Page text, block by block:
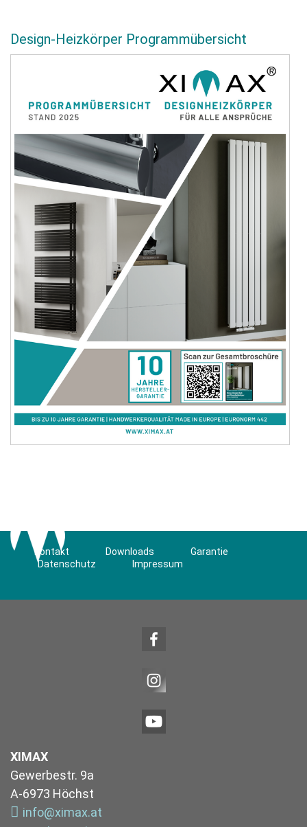
Design-Heizkörper Programmübersicht
Kontakt Downloads
Garantie
Datenschutz
Impressum
XIMAX
Gewerbestr. 9a
A-6973 Höchst
info@ximax.at